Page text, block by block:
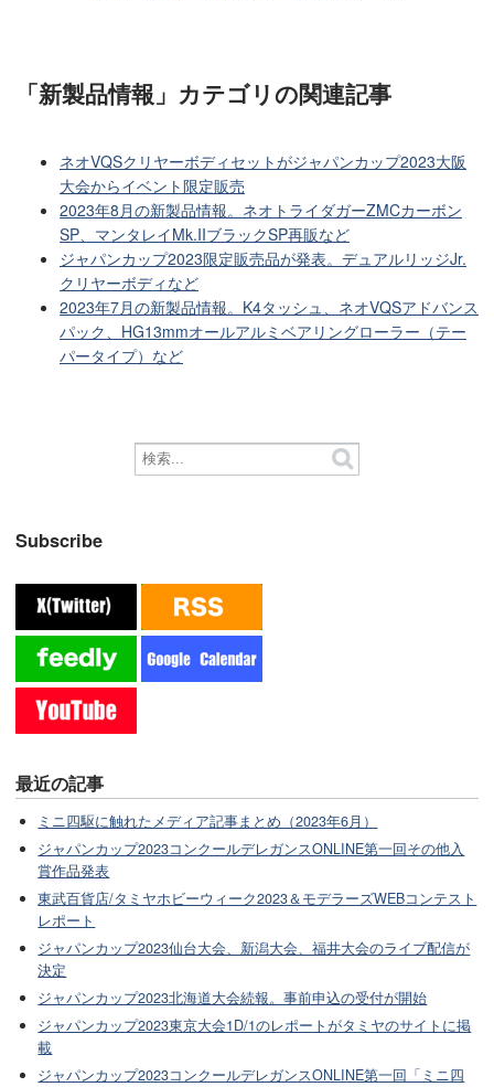
「新製品情報」カテゴリの関連記事
ネオVQSクリヤーボディセットがジャパンカップ2023大阪
大会からイベント限定販売
2023年8月の新製品情報。ネオトライダガーZMCカーボン
SP、マンタレイMk.IIブラックSP再販など
ジャパンカップ2023限定販売品が発表。デュアルリッジJr.
クリヤーボディなど
2023年7月の新製品情報。K4タッシュ、ネオVQSアドバンス
パック、HG13mmオールアルミベアリングローラー（テー
パータイプ）など
Subscribe
最近の記事
ミニ四駆に触れたメディア記事まとめ（2023年6月）
ジャパンカップ2023コンクールデレガンスONLINE第一回その他入
賞作品発表
東武百貨店/タミヤホビーウィーク2023＆モデラーズWEBコンテスト
レポート
ジャパンカップ2023仙台大会、新潟大会、福井大会のライブ配信が
決定
ジャパンカップ2023北海道大会続報。事前申込の受付が開始
ジャパンカップ2023東京大会1D/1のレポートがタミヤのサイトに掲
載
ジャパンカップ2023コンクールデレガンスONLINE第一回「ミニ四